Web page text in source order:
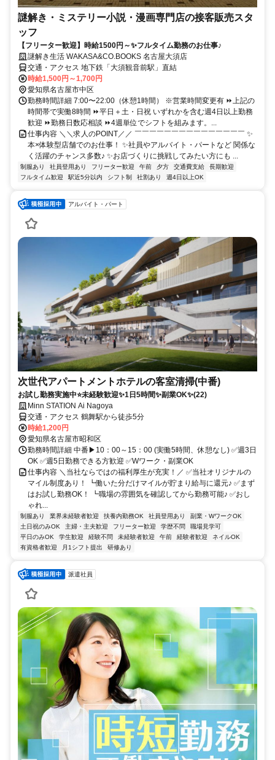
謎解き・ミステリー小説・漫画専門店の接客販売スタ
ッフ
【フリーター歓迎】時給1500円～✨フルタイム勤務のお仕事♪
謎解き生活 WAKASA&CO.BOOKS 名古屋大須店
交通・アクセス 地下鉄「大須観音前駅」直結
時給1,500円～1,700円
愛知県名古屋市中区
勤務時間詳細 7:00〜22:00（休憩1時間） ※営業時間変更有 ⏩上記の
時間帯で実働8時間 ⏩平日＋土・日祝 いずれかを含む週4日以上勤務
歓迎 ⏩勤務日数応相談 ⏩4週単位でシフトを組みます。...
仕事内容 ＼＼求人のPOINT／／ ￣￣￣￣￣￣￣￣￣￣￣￣￣￣￣ ✨
本×体験型店舗でのお仕事！ ✨社員やアルバイト・パートなど 関係な
く活躍のチャンス多数♪ ✨お店づくりに挑戦してみたい方にも ...
制服あり 社員登用あり フリーター歓迎 午前 夕方 交通費支給
長期歓迎
フルタイム歓迎
駅近5分以内 シフト制 社割あり 週4日以上OK
アルバイト・パート
次世代アパートメントホテルの客室清掃(中番)
お試し勤務実施中⭐未経験歓迎✨1日5時間✨副業OK✨(22)
Minn STATION Ai Nagoya
交通・アクセス 鶴舞駅から徒歩5分
時給1,200円
愛知県名古屋市昭和区
勤務時間詳細 中番▶10：00～15：00 (実働5時間、休憩なし) ✅週3日
OK ✅週5日勤務できる方歓迎 ✅Wワーク・副業OK
仕事内容 ＼当社ならではの福利厚生が充実！／ ✅当社オリジナルの
マイル制度あり！ ┗働いた分だけマイルが貯まり給与に還元♪ ✅まず
はお試し勤務OK！ ┗職場の雰囲気を確認してから勤務可能♪ ✅おし
ゃれ...
制服あり 業界未経験者歓迎 扶養内勤務OK 社員登用あり
副業・WワークOK
土日祝のみOK
主婦・主夫歓迎 フリーター歓迎 学歴不問
職場見学可
平日のみOK
学生歓迎 経験不問 未経験者歓迎 午前 経験者歓迎
ネイルOK
有資格者歓迎
月1シフト提出 研修あり
派遣社員